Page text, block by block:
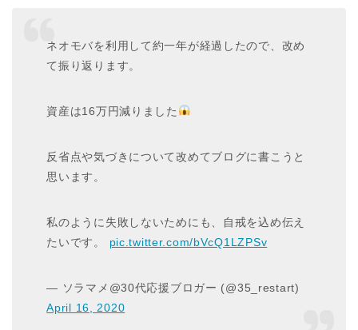
ネオモバを利用して約一年が経過したので、改め
て振り返ります。
資産は16万円減りました
反省点や気づきについて改めてブログに書こうと
思います。
私のように失敗しないためにも、自戒を込め伝え
たいです。 pic.twitter.com/bVcQ1LZPSv
— ソラマメ@30代応援ブロガー (@35_restart)
April 16, 2020